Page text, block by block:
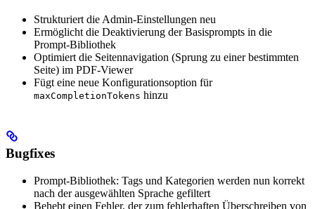
Strukturiert die Admin-Einstellungen neu
Ermöglicht die Deaktivierung der Basisprompts in die
Prompt-Bibliothek
Optimiert die Seitennavigation (Sprung zu einer bestimmten
Seite) im PDF-Viewer
Fügt eine neue Konfigurationsoption für
maxCompletionTokens hinzu
Bugfixes
Prompt-Bibliothek: Tags und Kategorien werden nun korrekt
nach der ausgewählten Sprache gefiltert
Behebt einen Fehler, der zum fehlerhaften Überschreiben von